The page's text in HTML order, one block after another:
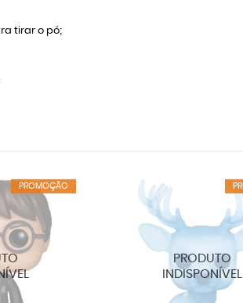
tirar o pó;
PROMOÇÃO